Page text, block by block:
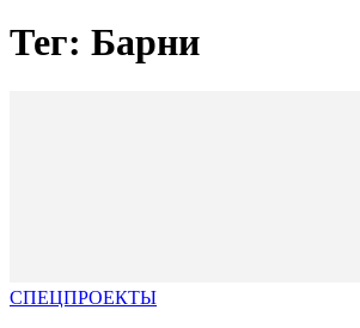
Тег: Барни
СПЕЦПРОЕКТЫ